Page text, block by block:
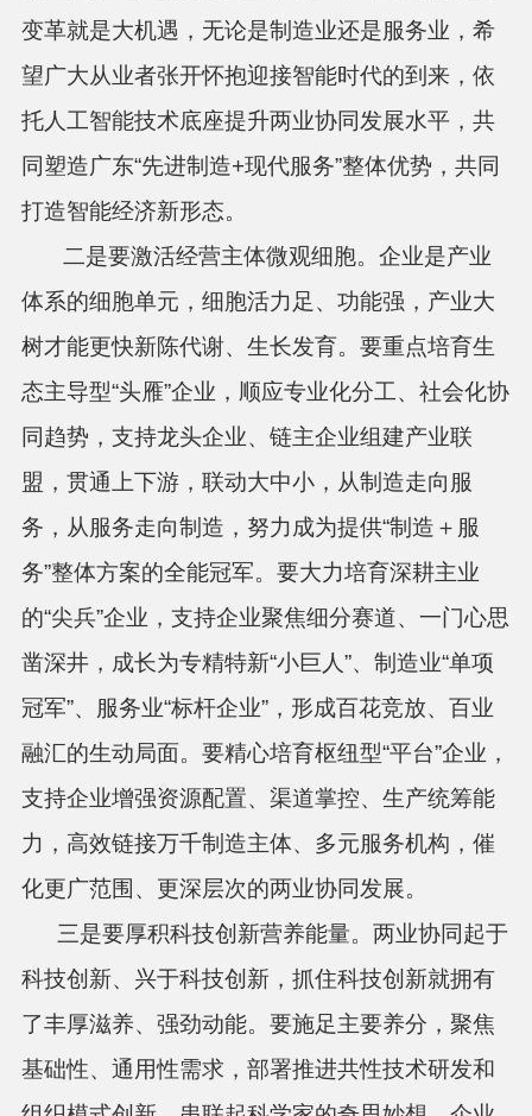
变革就是大机遇，无论是制造业还是服务业，希
望广大从业者张开怀抱迎接智能时代的到来，依
托人工智能技术底座提升两业协同发展水平，共
同塑造广东“先进制造+现代服务”整体优势，共同
打造智能经济新形态。
二是要激活经营主体微观细胞。企业是产业
体系的细胞单元，细胞活力足、功能强，产业大
树才能更快新陈代谢、生长发育。要重点培育生
态主导型“头雁”企业，顺应专业化分工、社会化协
同趋势，支持龙头企业、链主企业组建产业联
盟，贯通上下游，联动大中小，从制造走向服
务，从服务走向制造，努力成为提供“制造＋服
务”整体方案的全能冠军。要大力培育深耕主业
的“尖兵”企业，支持企业聚焦细分赛道、一门心思
凿深井，成长为专精特新“小巨人”、制造业“单项
冠军”、服务业“标杆企业”，形成百花竞放、百业
融汇的生动局面。要精心培育枢纽型“平台”企业，
支持企业增强资源配置、渠道掌控、生产统筹能
力，高效链接万千制造主体、多元服务机构，催
化更广范围、更深层次的两业协同发展。
三是要厚积科技创新营养能量。两业协同起于
科技创新、兴于科技创新，抓住科技创新就拥有
了丰厚滋养、强劲动能。要施足主要养分，聚焦
基础性、通用性需求，部署推进共性技术研发和